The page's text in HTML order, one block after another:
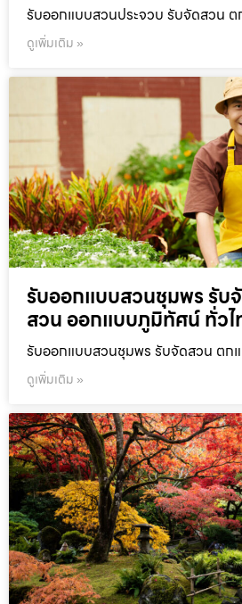
รับออกแบบสวนประจวบ รับจัดสวน
ดูเพิ่มเติม »
รับออกแบบสวนชุมพร รับ
สวน ออกแบบภูมิทัศน์ ทั่วไ
รับออกแบบสวนชุมพร รับจัดสวน ตก
ดูเพิ่มเติม »